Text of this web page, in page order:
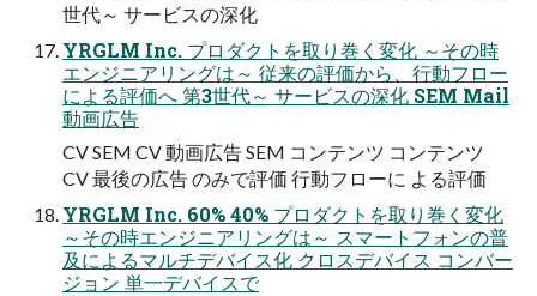
世代～ サービスの深化
YRGLM Inc. プロダクトを取り巻く変化 ～その時
エンジニアリングは～ 従来の評価から、行動フロー
による評価へ 第3世代～ サービスの深化 SEM Mail
動画広告
CV SEM CV 動画広告 SEM コンテンツ コンテンツ
CV 最後の広告 のみで評価 行動フローに よる評価
YRGLM Inc. 60% 40% プロダクトを取り巻く変化
～その時エンジニアリングは～ スマートフォンの普
及によるマルチデバイス化 クロスデバイス コンバー
ジョン 単一デバイスで